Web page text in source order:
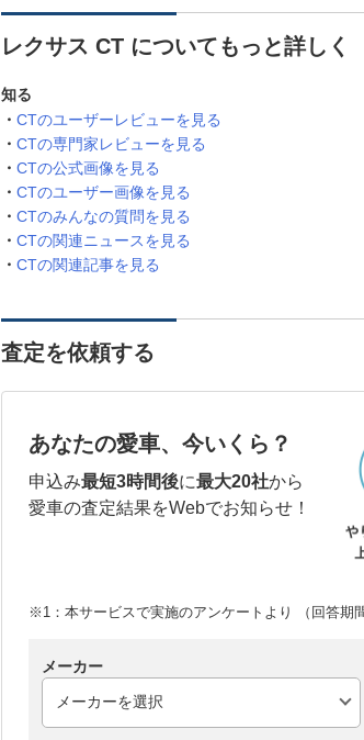
レクサス CT についてもっと詳しく
知る
CTのユーザーレビューを見る
CTの専門家レビューを見る
CTの公式画像を見る
CTのユーザー画像を見る
CTのみんなの質問を見る
CTの関連ニュースを見る
CTの関連記事を見る
査定を依頼する
あなたの愛車、今いくら？
申込み最短3時間後に最大20社から
愛車の査定結果をWebでお知らせ！
※1：本サービスで実施のアンケートより （回答期
メーカー